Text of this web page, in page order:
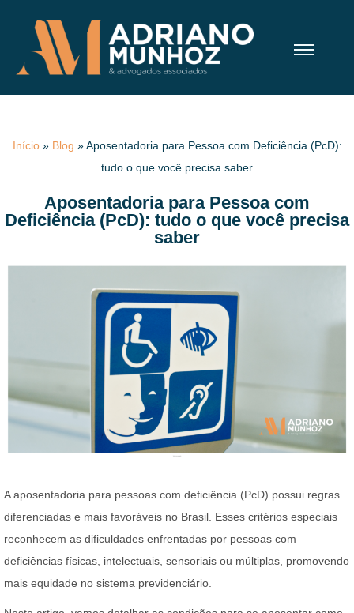
Início» Blog »Aposentadoria para Pessoa com Deficiência (PcD):
tudo o que você precisa saber
Aposentadoria para Pessoa com
Deficiência (PcD): tudo o que você precisa
saber
A aposentadoria para pessoas com deficiência (PcD) possui regras
diferenciadas e mais favoráveis no Brasil. Esses critérios especiais
reconhecem as dificuldades enfrentadas por pessoas com
deficiências físicas, intelectuais, sensoriais ou múltiplas, promovendo
mais equidade no sistema previdenciário.